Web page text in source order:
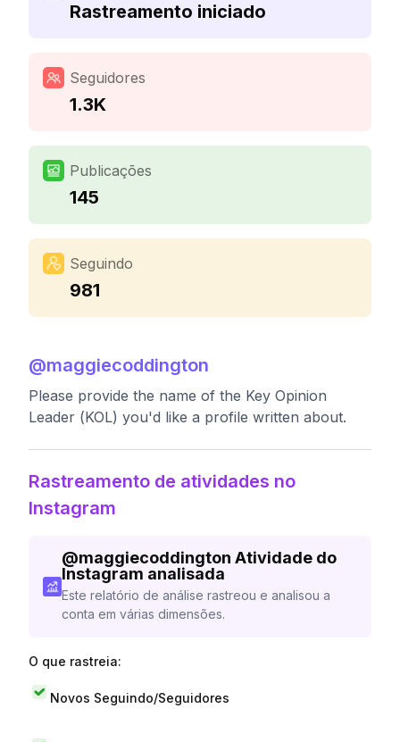
Rastreamento iniciado
Seguidores
1.3K
Publicações
145
Seguindo
981
@maggiecoddington
Please provide the name of the Key Opinion
Leader (KOL) you'd like a profile written about.
Rastreamento de atividades no
Instagram
@maggiecoddington Atividade do
Instagram analisada
Este relatório de análise rastreou e analisou a
conta em várias dimensões.
O que rastreia:
Novos Seguindo/Seguidores